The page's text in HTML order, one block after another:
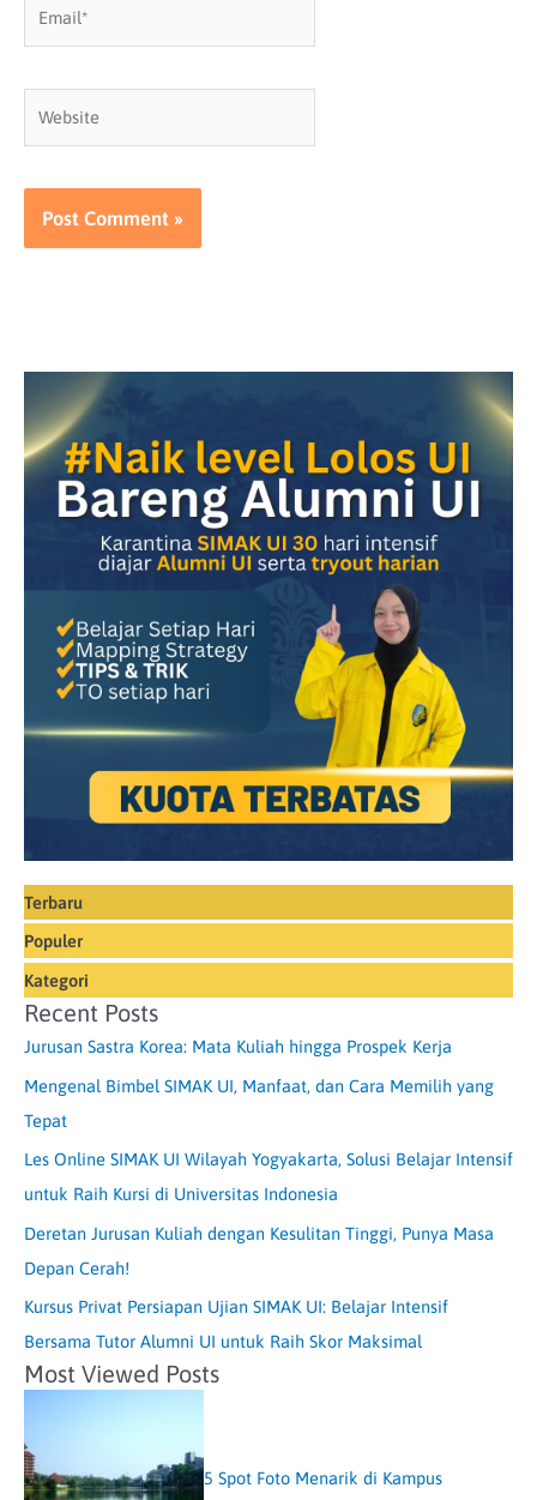
Terbaru
Populer
Kategori
Recent Posts
Jurusan Sastra Korea: Mata Kuliah hingga Prospek Kerja
Mengenal Bimbel SIMAK UI, Manfaat, dan Cara Memilih yang
Tepat
Les Online SIMAK UI Wilayah Yogyakarta, Solusi Belajar Intensif
untuk Raih Kursi di Universitas Indonesia
Deretan Jurusan Kuliah dengan Kesulitan Tinggi, Punya Masa
Depan Cerah!
Kursus Privat Persiapan Ujian SIMAK UI: Belajar Intensif
Bersama Tutor Alumni UI untuk Raih Skor Maksimal
Most Viewed Posts
5 Spot Foto Menarik di Kampus